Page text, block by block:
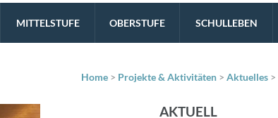
MITTELSTUFE OBERSTUFE SCHULLEBEN
Home > Projekte & Aktivitäten > Aktuelles >
AKTUELL